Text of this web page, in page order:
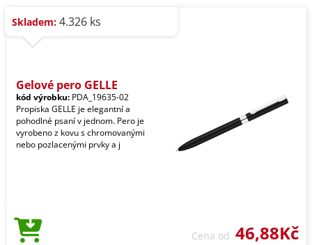
Skladem: 4.326 ks
Gelové pero GELLE
kód výrobku: PDA_19635-02
Propiska GELLE je elegantní a
pohodlné psaní v jednom. Pero je
vyrobeno z kovu s chromovanými
nebo pozlacenými prvky a j
Cena od 46,88Kč